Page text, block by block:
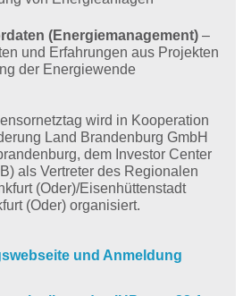
(Energiemanagement) –
und Erfahrungen aus Projekten
der Energiewende
wird in Kooperation
Land Brandenburg GmbH
dem Investor Center
als Vertreter des Regionalen
(Oder)/Eisenhüttenstadt
(Oder) organisiert.
und Anmeldung